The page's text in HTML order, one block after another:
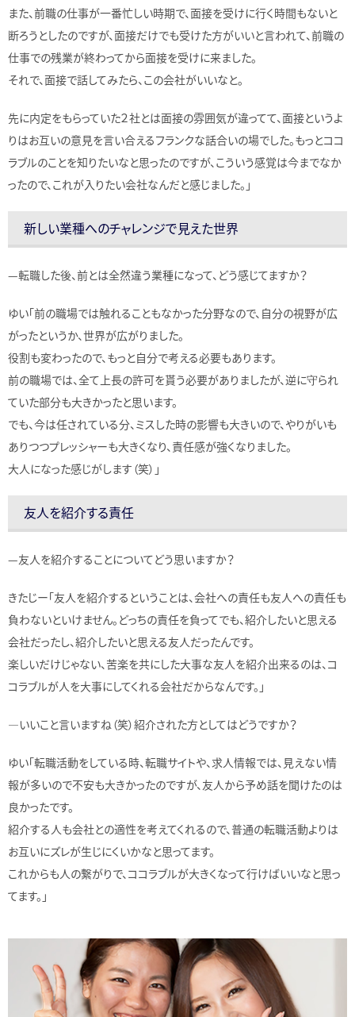
また、前職の仕事が一番忙しい時期で、面接を受けに行く時間もないと
断ろうとしたのですが、面接だけでも受けた方がいいと言われて、前職の
仕事での残業が終わってから面接を受けに来ました。
それで、面接で話してみたら、この会社がいいなと。
先に内定をもらっていた２社とは面接の雰囲気が違ってて、面接というよ
りはお互いの意見を言い合えるフランクな話合いの場でした。もっとココ
ラブルのことを知りたいなと思ったのですが、こういう感覚は今までなか
ったので、これが入りたい会社なんだと感じました。」
新しい業種へのチャレンジで見えた世界
—転職した後、前とは全然違う業種になって、どう感じてますか？
ゆい「前の職場では触れることもなかった分野なので、自分の視野が広
がったというか、世界が広がりました。
役割も変わったので、もっと自分で考える必要もあります。
前の職場では、全て上長の許可を貰う必要がありましたが、逆に守られ
ていた部分も大きかったと思います。
でも、今は任されている分、ミスした時の影響も大きいので、やりがいも
ありつつプレッシャーも大きくなり、責任感が強くなりました。
大人になった感じがします（笑）」
友人を紹介する責任
—友人を紹介することについてどう思いますか？
きたじー「友人を紹介するということは、会社への責任も友人への責任も
負わないといけません。どっちの責任を負ってでも、紹介したいと思える
会社だったし、紹介したいと思える友人だったんです。
楽しいだけじゃない、苦楽を共にした大事な友人を紹介出来るのは、コ
コラブルが人を大事にしてくれる会社だからなんです。」
—いいこと言いますね（笑）紹介された方としてはどうですか？
ゆい「転職活動をしている時、転職サイトや、求人情報では、見えない情
報が多いので不安も大きかったのですが、友人から予め話を聞けたのは
良かったです。
紹介する人も会社との適性を考えてくれるので、普通の転職活動よりは
お互いにズレが生じにくいかなと思ってます。
これからも人の繋がりで、ココラブルが大きくなって行けばいいなと思っ
てます。」